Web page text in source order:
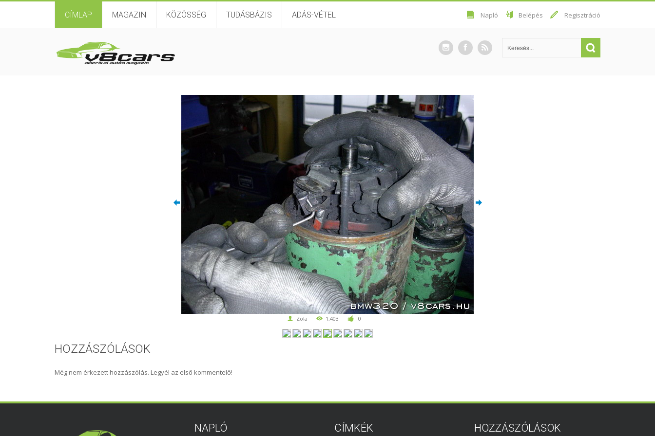
CÍMLAP MAGAZIN KÖZÖSSÉG TUDÁSBÁZIS ADÁS-VÉTEL Napló Belépés Regisztráció
Zola 1,403 0
HOZZÁSZÓLÁSOK
Még nem érkezett hozzászólás. Legyél az első kommentelő!
NAPLÓ CÍMKÉK HOZZÁSZÓLÁSOK